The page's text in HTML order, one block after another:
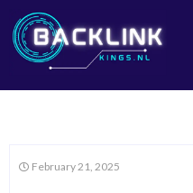
February 21, 2025